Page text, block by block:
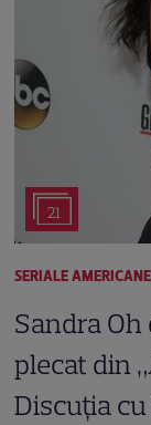
21
SERIALE AMERICANE
Sandra Oh
plecat din
Discuția